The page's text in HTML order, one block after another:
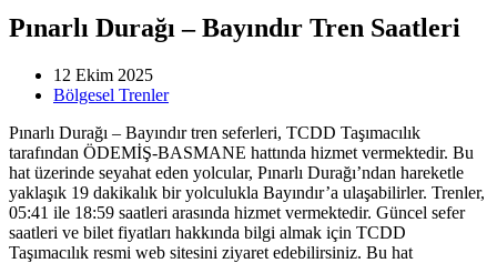
Pınarlı Durağı – Bayındır Tren Saatleri
12 Ekim 2025
Bölgesel Trenler
Pınarlı Durağı – Bayındır tren seferleri, TCDD Taşımacılık
tarafından ÖDEMİŞ-BASMANE hattında hizmet vermektedir. Bu
hat üzerinde seyahat eden yolcular, Pınarlı Durağı’ndan hareketle
yaklaşık 19 dakikalık bir yolculukla Bayındır’a ulaşabilirler. Trenler,
05:41 ile 18:59 saatleri arasında hizmet vermektedir. Güncel sefer
saatleri ve bilet fiyatları hakkında bilgi almak için TCDD
Taşımacılık resmi web sitesini ziyaret edebilirsiniz. Bu hat